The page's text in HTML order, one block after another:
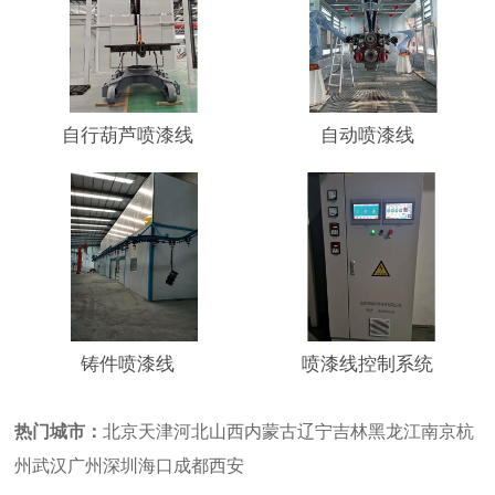
自行葫芦喷漆线 自动喷漆线
铸件喷漆线 喷漆线控制系统
热门城市：北京天津河北山西内蒙古辽宁吉林黑龙江南京杭
州武汉 广州深圳海口 成都西安